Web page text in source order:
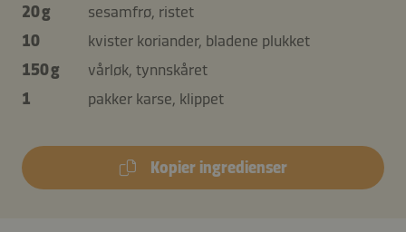
20 g
sesamfrø, ristet
10
kvister koriander, bladene plukket
150 g
vårløk, tynnskåret
1
pakker karse, klippet
Kopier ingredienser